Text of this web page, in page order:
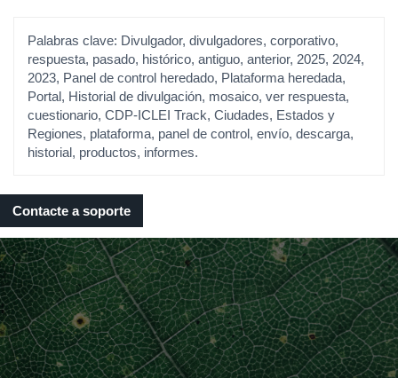
Palabras clave: Divulgador, divulgadores, corporativo,
respuesta, pasado, histórico, antiguo, anterior, 2025, 2024,
2023, Panel de control heredado, Plataforma heredada,
Portal, Historial de divulgación, mosaico, ver respuesta,
cuestionario, CDP-ICLEI Track, Ciudades, Estados y
Regiones, plataforma, panel de control, envío, descarga,
historial, productos, informes.
Contacte a soporte